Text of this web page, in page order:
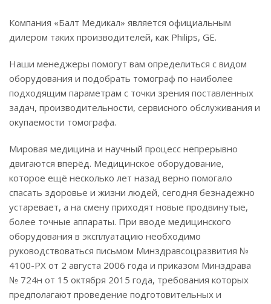
Компания «Балт Медикал» является официальным
дилером таких производителей, как Philips, GE.
Наши менеджеры помогут вам определиться с видом
оборудования и подобрать томограф по наиболее
подходящим параметрам с точки зрения поставленных
задач, производительности, сервисного обслуживания и
окупаемости томографа.
Мировая медицина и научный процесс непрерывно
двигаются вперёд. Медицинское оборудование,
которое ещё несколько лет назад верно помогало
спасать здоровье и жизни людей, сегодня безнадежно
устаревает, а на смену приходят новые продвинутые,
более точные аппараты. При вводе медицинского
оборудования в эксплуатацию необходимо
руководствоваться письмом Минздравсоцразвития №
4100-РХ от 2 августа 2006 года и приказом Минздрава
№ 724н от 15 октября 2015 года, требования которых
предполагают проведение подготовительных и